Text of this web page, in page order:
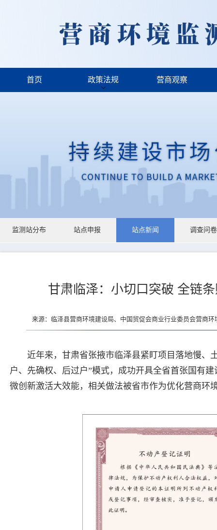
首页 政策法规 营商观察
监测站分布 站点申报 站点新闻 调查问卷
甘肃临泽：小切口突破 全链
来源：临泽县营商环境建设局、中国贸促会商业行业委员会营
近年来，甘肃省张掖市临泽县紧盯项目落地慢、
户、先确权、后过户”模式，成功开具全省首张国有
微创新激活大效能，相关做法被省市作为优化营商环